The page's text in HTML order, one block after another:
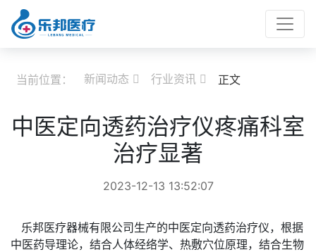
当前位置： 新闻动态  行业资讯  正文
中医定向透药治疗仪疼痛科室
治疗显著
2023-12-13 13:52:07
乐邦医疗器械有限公司生产的中医定向透药治疗仪，根据
中医药导理论，结合人体经络学、热敷穴位原理，结合生物